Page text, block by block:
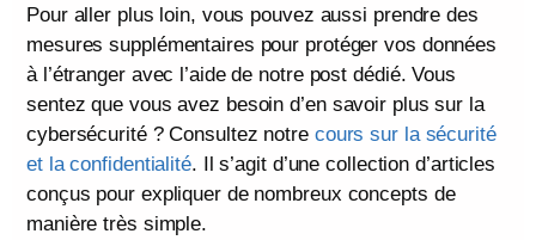
Pour aller plus loin, vous pouvez aussi prendre des
mesures supplémentaires pour protéger vos données
à l’étranger avec l’aide de notre post dédié. Vous
sentez que vous avez besoin d’en savoir plus sur la
cybersécurité ? Consultez notre cours sur la sécurité
et la confidentialité. Il s’agit d’une collection d’articles
conçus pour expliquer de nombreux concepts de
manière très simple.